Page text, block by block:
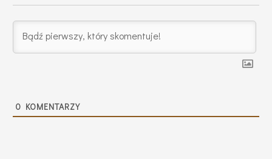
0 KOMENTARZY